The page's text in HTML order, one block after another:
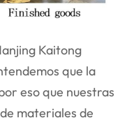
Kaitong
que la
eso que nuestras
materiales de